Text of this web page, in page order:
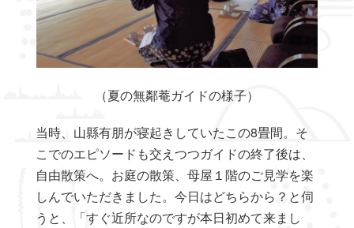
（夏の無鄰菴ガイドの様子）
当時、山縣有朋が寝起きしていたこの8畳間。そ
こでのエピソードも交えつつガイドの終了後は、
自由散策へ。お庭の散策、母屋１階のご見学を楽
しんでいただきました。今日はどちらから？と伺
うと、「すぐ近所なのですが本日初めて来まし